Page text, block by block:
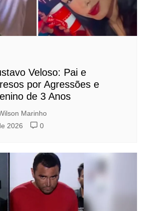
Veloso: Pai e
por Agressões e
de 3 Anos
Marinho
2026
0